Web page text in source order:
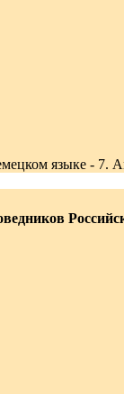
языке - 7.